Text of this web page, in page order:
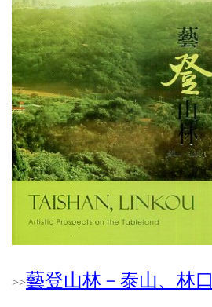
>>藝登山林－泰山、林口